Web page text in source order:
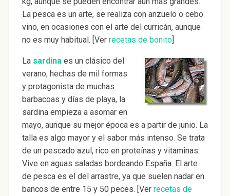
La pesca es un arte, se realiza con anzuelo o cebo
vino, en ocasiones con el arte del curricán, aunque
no es muy habitual. [Ver recetas de bonito]
La sardina es un clásico del
verano, hechas de mil formas
y protagonista de muchas
barbacoas y días de playa, la
sardina empieza a asomar en
mayo, aunque su mejor época es a partir de junio. La
talla es algo mayor y el sabor más intenso. Se trata
de un pescado azul, rico en proteínas y vitaminas.
Vive en aguas saladas bordeando España. El arte
de pesca es el del arrastre, ya que suelen nadar en
bancos de entre 15 y 50 peces. [Ver recetas de